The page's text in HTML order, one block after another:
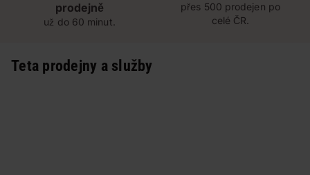
prodejně
už do 60 minut.
přes 500 prodejen po
celé ČR.
Teta prodejny a služby